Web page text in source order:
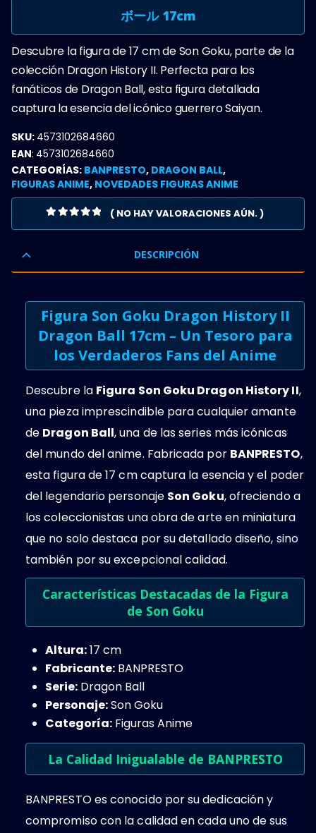
ボール 17cm
Descubre la figura de 17 cm de Son Goku, parte de la
colección Dragon History II. Perfecta para los
fanáticos de Dragon Ball, esta figura detallada
captura la esencia del icónico guerrero Saiyan.
SKU: 4573102684660
EAN: 4573102684660
CATEGORÍAS: BANPRESTO, DRAGON BALL,
FIGURAS ANIME, NOVEDADES FIGURAS ANIME
( NO HAY VALORACIONES AÚN. )
DESCRIPCIÓN
Figura Son Goku Dragon History II
Dragon Ball 17cm – Un Tesoro para
los Verdaderos Fans del Anime
Descubre la Figura Son Goku Dragon History II,
una pieza imprescindible para cualquier amante
de Dragon Ball, una de las series más icónicas
del mundo del anime. Fabricada por BANPRESTO,
esta figura de 17 cm captura la esencia y el poder
del legendario personaje Son Goku, ofreciendo a
los coleccionistas una obra de arte en miniatura
que no solo destaca por su detallado diseño, sino
también por su excepcional calidad.
Características Destacadas de la Figura
de Son Goku
Altura:17 cm
Fabricante: BANPRESTO
Serie: Dragon Ball
Personaje:Son Goku
Categoría: Figuras Anime
La Calidad Inigualable de BANPRESTO
BANPRESTO es conocido por su dedicación y
compromiso con la calidad en cada uno de sus